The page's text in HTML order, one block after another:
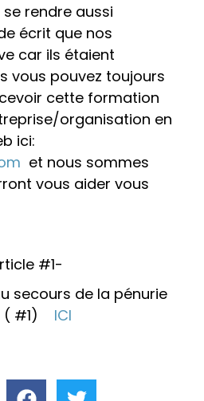
rendre aussi
écrit que nos
car ils étaient
vous pouvez toujours
cette formation
organisation en
ici:
et nous sommes
vous aider vous
#1-
secours de la pénurie
( #1)
ICI